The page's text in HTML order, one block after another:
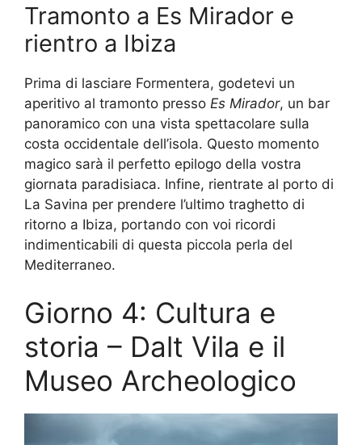
Tramonto a Es Mirador e
rientro a Ibiza
Prima di lasciare Formentera, godetevi un
aperitivo al tramonto presso Es Mirador, un bar
panoramico con una vista spettacolare sulla
costa occidentale dell’isola. Questo momento
magico sarà il perfetto epilogo della vostra
giornata paradisiaca. Infine, rientrate al porto di
La Savina per prendere l’ultimo traghetto di
ritorno a Ibiza, portando con voi ricordi
indimenticabili di questa piccola perla del
Mediterraneo.
Giorno 4: Cultura e
storia – Dalt Vila e il
Museo Archeologico